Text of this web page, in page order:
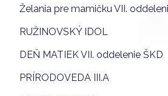
Želania pre mamičku VII.
RUŽINOVSKÝ IDOL
DEŇ MATIEK VII. oddelenie ŠKD
PRÍRODOVEDA III.A